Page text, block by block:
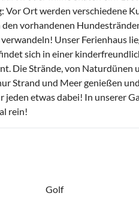
Vor Ort werden verschiedene
vorhandenen
Unser Ferienhaus
sich in einer
Die Strände, von Naturdünen
Strand und Meer genießen
etwas dabei! In unserer
rein!
Golf